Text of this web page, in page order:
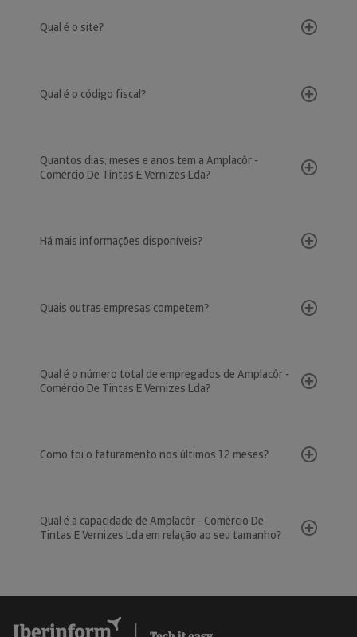
Qual é o site?
Qual é o código fiscal?
Quantos dias, meses e anos tem a Amplacôr -
Comércio De Tintas E Vernizes Lda?
Há mais informações disponíveis?
Quais outras empresas competem?
Qual é o número total de empregados de Amplacôr -
Comércio De Tintas E Vernizes Lda?
Como foi o faturamento nos últimos 12 meses?
Qual é a capacidade de Amplacôr - Comércio De
Tintas E Vernizes Lda em relação ao seu tamanho?